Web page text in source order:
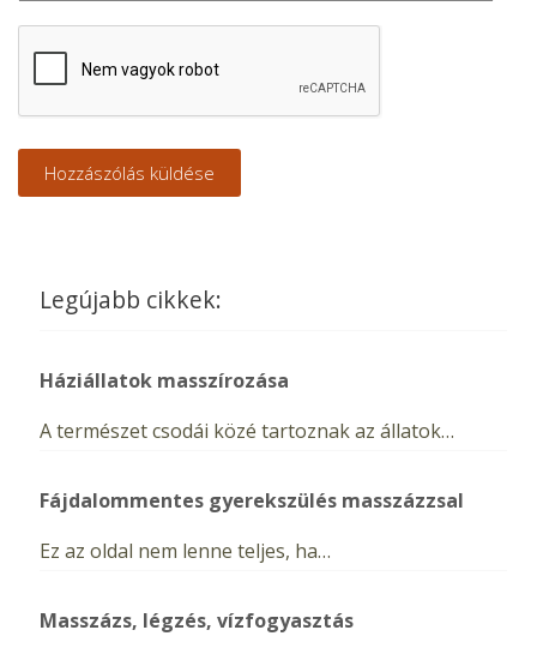
Legújabb cikkek:
Háziállatok masszírozása
A természet csodái közé tartoznak az állatok…
Fájdalommentes gyerekszülés masszázzsal
Ez az oldal nem lenne teljes, ha…
Masszázs, légzés, vízfogyasztás